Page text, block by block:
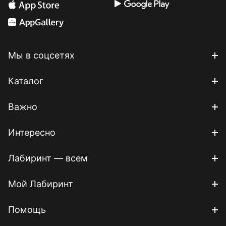
Мы в соцсетях
Каталог
Важно
Интересно
Лабиринт — всем
Мой Лабиринт
Помощь